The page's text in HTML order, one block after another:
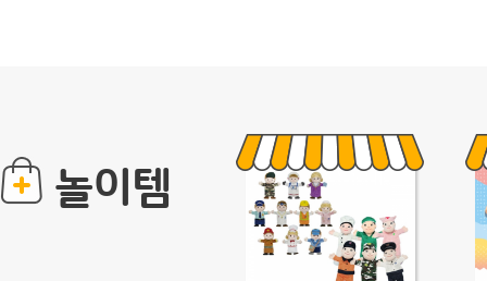
놀이템